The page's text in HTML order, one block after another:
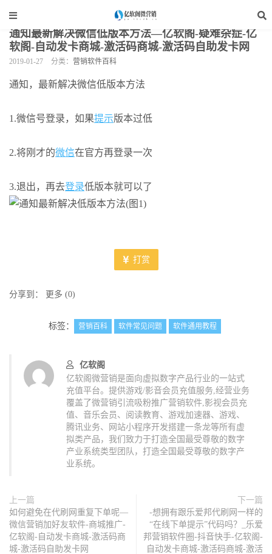
当前位置： 软件资讯 > 营销软件百科
通知最新解决微信低版本方法—亿软阁-疑难杂症-亿
软阁-自动发卡商城-激活码商城-激活码自助发卡网
2019-01-27 分类： 营销软件百科
通知，最新解决微信低版本方法
1.微信号登录，如果提示版本过低
2.将刚才的微信在官方再登录一次
3.退出，再去登录低版本就可以了
打赏
分享到： 更多 (0)
标签： 营销百科 软件常见问题 软件通用教程
亿软阁
亿软阁微营销是面向虚拟数字产品行业的一站式
充值平台。提供游戏/影音会员充值服务,经营业务
覆盖了微营销引流吸粉推广营销软件,影视会员充
值、音乐会员、阅读教育、游戏加速器、游戏、
腾讯业务、网站小程序开发搭建一条龙等所有虚
拟类产品，我们致力于打造全国最受尊敬的数字
产业系统类型团队，打造全国最受尊敬的数字产
业系统。
上一篇
如何避免在代刷网重复下单呢—
微信营销加好友软件-商城推广-
亿软阁-自动发卡商城-激活码商
城-激活码自助发卡网
下一篇
-想拥有跟乐爱邦代刷网一样的
“在线下单提示”代码吗？_乐爱
邦营销软件圈-抖音快手-亿软阁-
自动发卡商城-激活码商城-激活